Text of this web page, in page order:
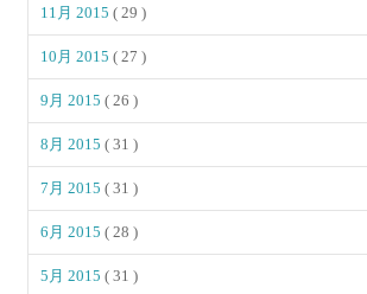
11月 2015( 29 )
10月 2015( 27 )
9月 2015( 26 )
8月 2015( 31 )
7月 2015( 31 )
6月 2015( 28 )
5月 2015( 31 )